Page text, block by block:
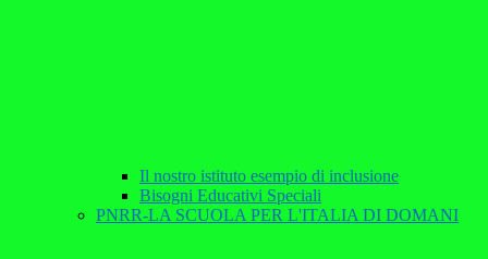
Il nostro istituto esempio di inclusione
Bisogni Educativi Speciali
PNRR-LA SCUOLA PER L'ITALIA DI DOMANI